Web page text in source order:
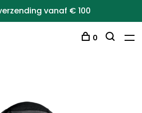
vanaf € 100
0